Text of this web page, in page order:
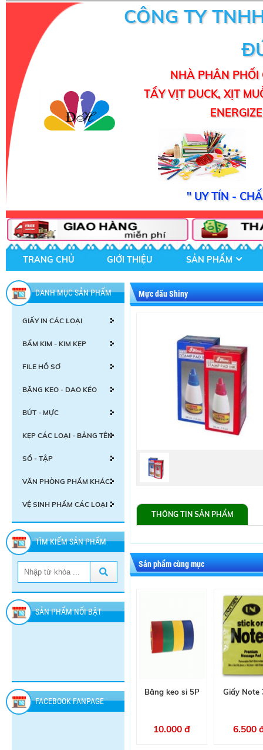
CÔNG TY
NHÀ PHÂN PHỐI
TẨY VỊT DUCK, XỊT
" UY TÍN -
TRANG CHỦ GIỚI THIỆU SẢN PHẨM
DANH MỤC SẢN PHẨM
GIẤY IN CÁC LOẠI
BẤM KIM - KIM KẸP
FILE HỒ SƠ
BĂNG KEO - DAO KÉO
BÚT - MỰC
KẸP CÁC LOẠI - BẢNG TÊN
SỔ - TẬP
VĂN PHÒNG PHẨM KHÁC
VỆ SINH PHẨM CÁC LOẠI
TÌM KIẾM SẢN PHẨM
SẢN PHẨM NỔI BẬT
FACEBOOK FANPAGE
Mực dấu Shiny
THÔNG TIN SẢN PHẨM
Sản phẩm cùng mục
Băng keo si 5P
10.000 đ
Giấy Note
6.500